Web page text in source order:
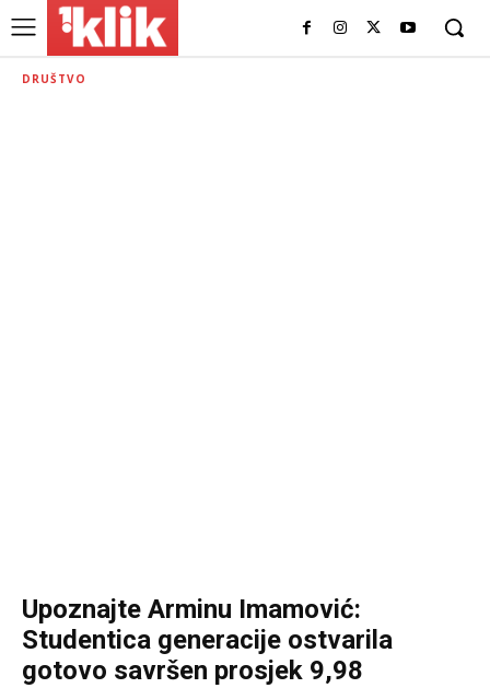
DRUŠTVO
Upoznajte Arminu Imamović:
Studentica generacije ostvarila
gotovo savršen prosjek 9,98